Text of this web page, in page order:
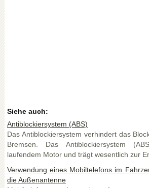
Siehe auch:
Antiblockiersystem (ABS)
Das Antiblockiersystem verhindert das
Bremsen. Das Antiblockiersystem
laufendem Motor und trägt wesentlich zur
Verwendung eines Mobiltelefons im
die Außenantenne